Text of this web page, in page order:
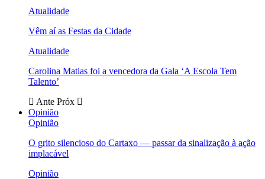
Atualidade
Vêm aí as Festas da Cidade
Atualidade
Carolina Matias foi a vencedora da Gala ‘A Escola Tem
Talento’
Ante Próx
Opinião
Opinião
O grito silencioso do Cartaxo — passar da sinalização à ação
implacável
Opinião